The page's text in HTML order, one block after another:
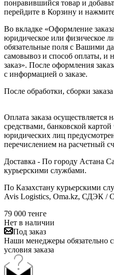
понравившийся товар и
перейдите в Корзину и
Во вкладке «Оформление
юридическое или физическое
обязательные поля с Вашими
самовывоз и способ оплаты, и
заказ». После оформления
с информацией о заказе.
После обработки, сборки
Оплата заказа
средствами, банковской
юридических лиц
перечислением на расчетный
Доставка - По городу Астана
курьерскими службами.
По Казахстану курьерскими
Avis Logistics, Oma.kz, СДЭК /
79 000 тенге
Нет в наличии
Под заказ
Наши менеджеры обязательно
условия заказа